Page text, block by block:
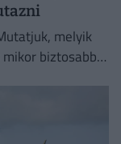
melyik
biztosabb a